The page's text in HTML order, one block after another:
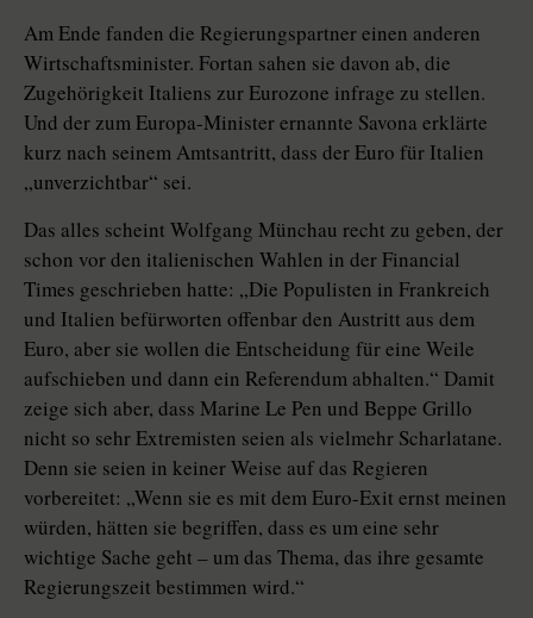
Am Ende fanden die Regierungspartner einen anderen
Wirtschaftsminister. Fortan sahen sie davon ab, die
Zugehörigkeit Italiens zur Eurozone infrage zu stellen.
Und der zum Europa-Minister ernannte Savona erklärte
kurz nach seinem Amtsantritt, dass der Euro für Italien
„unverzichtbar“ sei.
Das alles scheint Wolfgang Mün­chau recht zu geben, der
schon vor den italienischen Wahlen in der Financial
Times geschrieben hatte: „Die Populisten in Frankreich
und Ita­lien befürworten offenbar den Austritt aus dem
Euro, aber sie wollen die Entscheidung für eine Weile
aufschieben und dann ein Referendum abhalten.“ Damit
zeige sich aber, dass Marine Le Pen und Beppe Grillo
nicht so sehr Extremisten seien als vielmehr Scharlatane.
Denn sie seien in keiner Weise auf das Regieren
vorbereitet: „Wenn sie es mit dem Euro-Exit ernst meinen
würden, hätten sie begriffen, dass es um eine sehr
wichtige Sache geht – um das Thema, das ihre gesamte
Regierungszeit bestimmen wird.“